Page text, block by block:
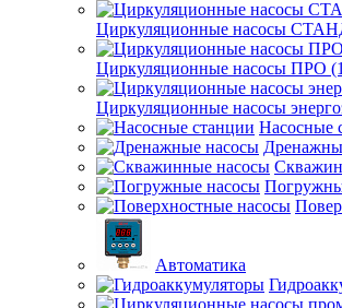
Циркуляционные насосы
Циркуляционные насосы ПРО
Циркуляционные насосы
Насосные
Автоматика